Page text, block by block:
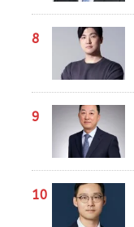
8
9
10